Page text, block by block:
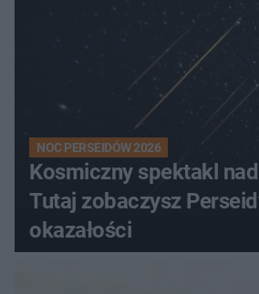
NOC PERSEIDÓW 2026
Kosmiczny spektakl
Tutaj zobaczysz
okazałości